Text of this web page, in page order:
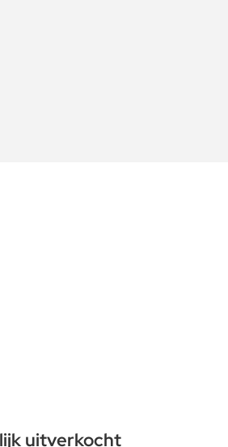
uitverkocht